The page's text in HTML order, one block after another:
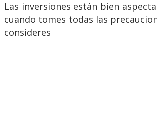
Las inversiones están bien
cuando tomes todas las
consideres